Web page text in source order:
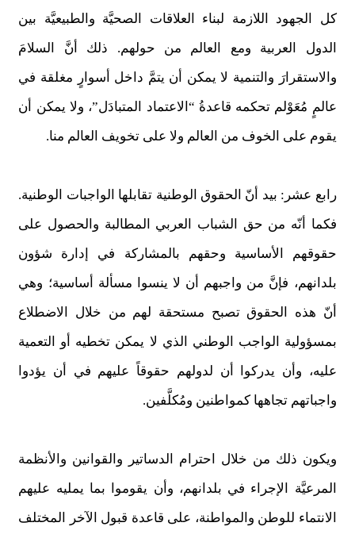
كل الجهود اللازمة لبناء العلاقات الصحيَّة والطبيعيَّة بين
الدول العربية ومع العالم من حولهم. ذلك أنَّ السلامَ
والاستقرارَ والتنمية لا يمكن أن يتمَّ داخل أسوارٍ مغلقة في
عالمٍ مُعَوْلم تحكمه قاعدةُ “الاعتماد المتبادَل”، ولا يمكن أن
يقوم على الخوف من العالم ولا على تخويف العالم منا.
رابع عشر: بيد أنّ الحقوق الوطنية تقابلها الواجبات الوطنية.
فكما أنّه من حق الشباب العربي المطالبة والحصول على
حقوقهم الأساسية وحقهم بالمشاركة في إدارة شؤون
بلدانهم، فإنَّ من واجبهم أن لا ينسوا مسألة أساسية؛ وهي
أنّ هذه الحقوق تصبح مستحقة لهم من خلال الاضطلاع
بمسؤولية الواجب الوطني الذي لا يمكن تخطيه أو التعمية
عليه، وأن يدركوا أن لدولهم حقوقاً عليهم في أن يؤدوا
واجباتهم تجاهها كمواطنين ومُكلَّفين.
ويكون ذلك من خلال احترام الدساتير والقوانين والأنظمة
المرعيَّة الإجراء في بلدانهم، وأن يقوموا بما يمليه عليهم
الانتماء للوطن والمواطنة، على قاعدة قبول الآخر المختلف